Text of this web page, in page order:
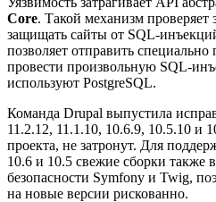
Core. Такой механизм проверяет
защищать сайты от SQL-
позволяет отправить
провести произвольную SQL-
используют PostgreSQL.
Команда Drupal выпустила
11.2.12, 11.1.10, 10.6.9, 10.5.10 и
проекта, не затронут. Для
10.6 и 10.5 свежие сборки также
безопасности Symfony и Twig,
на новые версии рискованно.